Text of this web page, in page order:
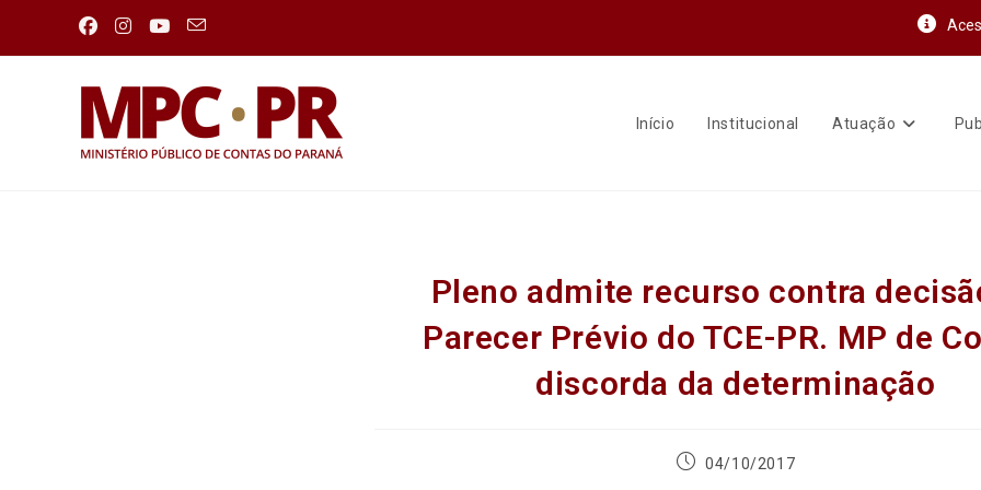
Início Institucional Atuação
Pleno admite recurso contra
Parecer Prévio do TCE-PR. MP de
discorda da determinação
04/10/2017